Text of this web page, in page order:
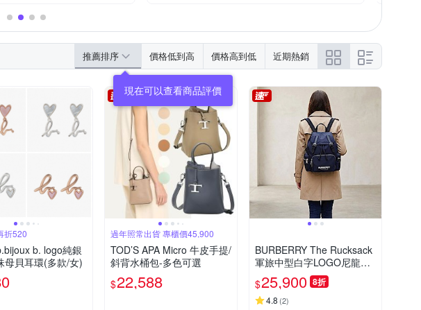
推薦排序 價格低到高 價格高到低 近期熱銷
折520
b. logo純銀
母貝耳環(多款/女)
過年照常出貨 專櫃價45,900
TOD’S APA Micro 牛皮手提/
斜背水桶包-多色可選
$22,588
BURBERRY The Rucksack
軍旅中型白字LOGO尼龍後
背包(深藍)
$25,900 8折
4.8 (2)